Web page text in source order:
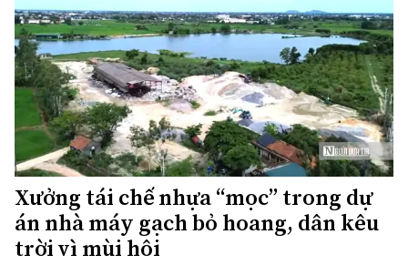
Xưởng tái chế nhựa “mọc” trong dự
án nhà máy gạch bỏ hoang, dân kêu
trời vì mùi hôi